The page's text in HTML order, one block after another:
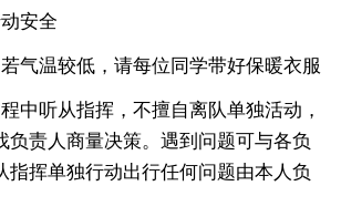
动安全
若气温较低，请每位同学带好保暖衣服
程中听从指挥，不擅自离队单独活动，
负责人商量决策。遇到问题可与各负
指挥单独行动出行任何问题由本人负